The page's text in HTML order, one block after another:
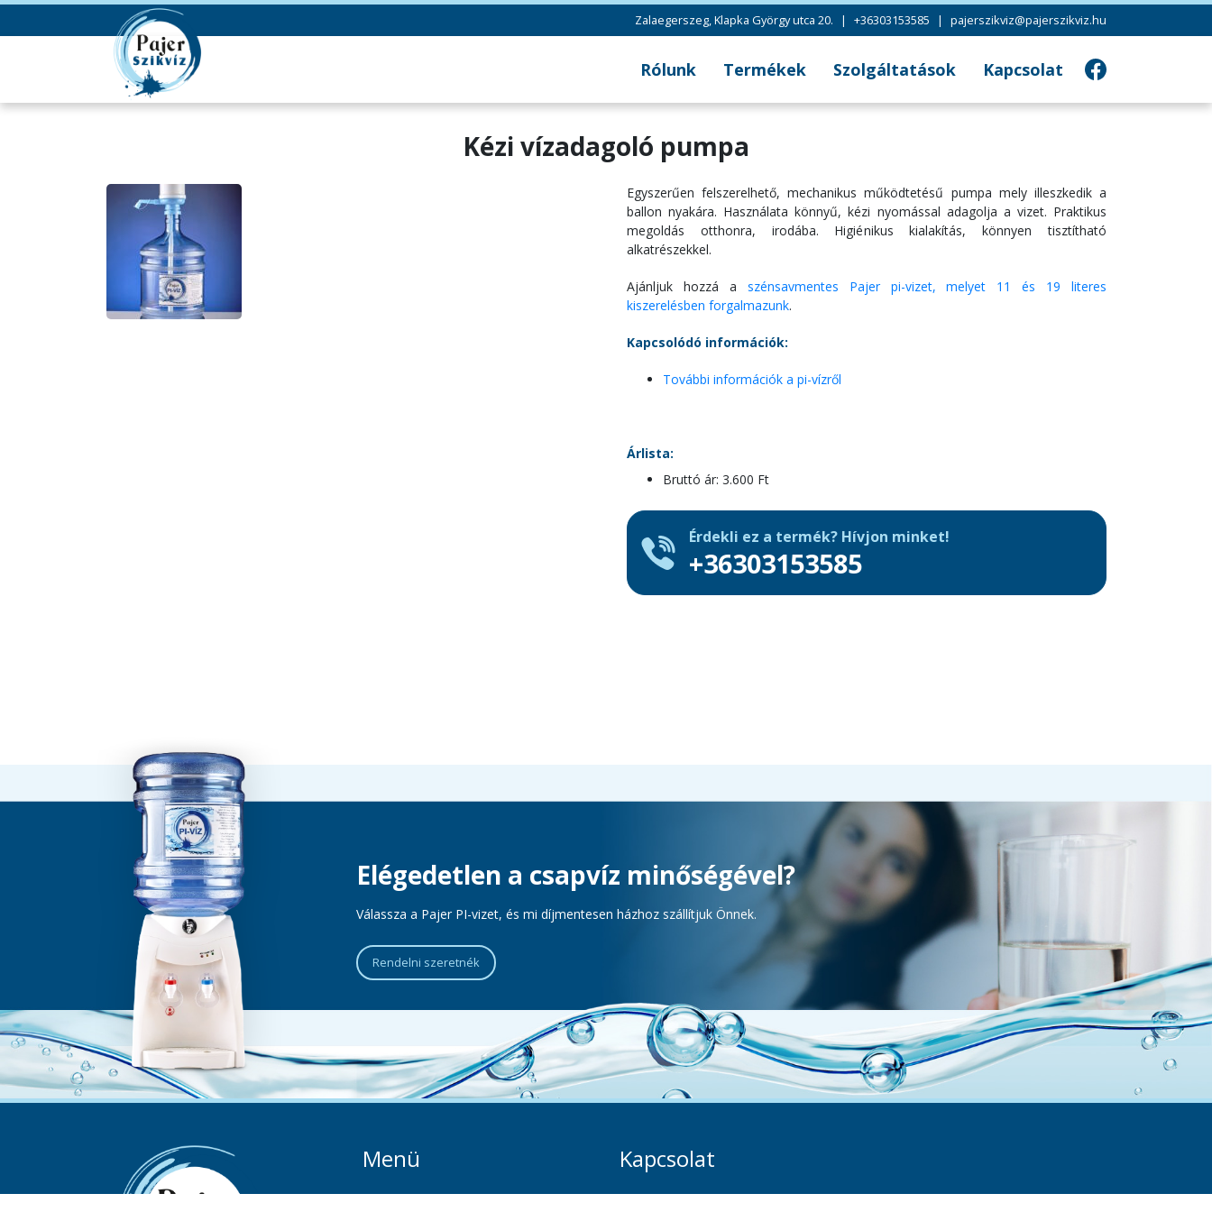
Zalaegerszeg, Klapka György utca 20. | +36303153585 | pajerszikviz@pajerszikviz.hu
Rólunk Termékek
Egyéb termékek
Szolgáltatások Kapcsolat
Kézi vízadagoló pumpa
Egyszerűen felszerelhető, mechanikus működtetésű pumpa mely illeszkedik a
ballon nyakára. Használata könnyű, kézi nyomással adagolja a vizet. Praktikus
megoldás otthonra, irodába. Higiénikus kialakítás, könnyen tisztítható
alkatrészekkel.
Ajánljuk hozzá a szénsavmentes Pajer pi-vizet, melyet 11 és 19 literes
kiszerelésben forgalmazunk.
Kapcsolódó információk:
További információk a pi-vízről
Árlista:
Bruttó ár: 3.600 Ft
Érdekli ez a termék? Hívjon minket!
+36303153585
Elégedetlen a csapvíz minőségével?
Válassza a Pajer PI-vizet, és mi díjmentesen házhoz szállítjuk Önnek.
Rendelni szeretnék
Menü
Rólunk
Kapcsolat
Zalaegerszeg, Klapka György utca 20.